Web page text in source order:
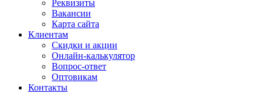
Реквизиты
Вакансии
Карта сайта
Клиентам
Скидки и акции
Онлайн-калькулятор
Вопрос-ответ
Оптовикам
Контакты